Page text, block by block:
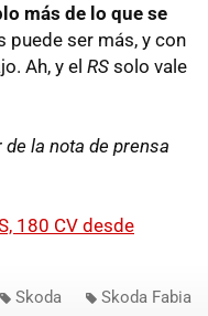
más de lo que se
puede ser más, y con
Ah, y el RS solo vale
la nota de prensa
180 CV desde
Skoda Skoda Fabia